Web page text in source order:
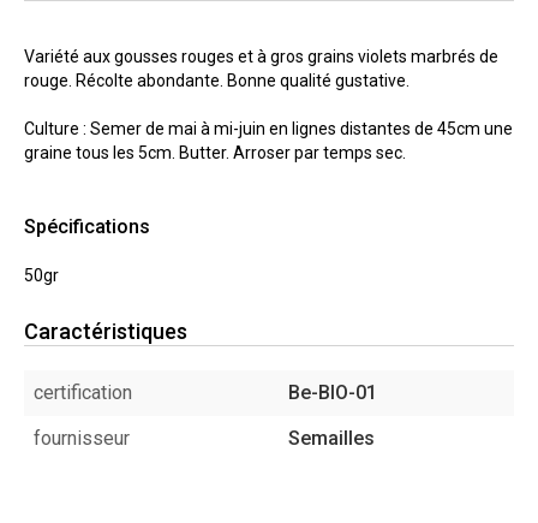
Variété aux gousses rouges et à gros grains violets marbrés de
rouge. Récolte abondante. Bonne qualité gustative.
Culture : Semer de mai à mi-juin en lignes distantes de 45cm une
graine tous les 5cm. Butter. Arroser par temps sec.
Spécifications
50gr
Caractéristiques
certification
Be-BIO-01
fournisseur
Semailles